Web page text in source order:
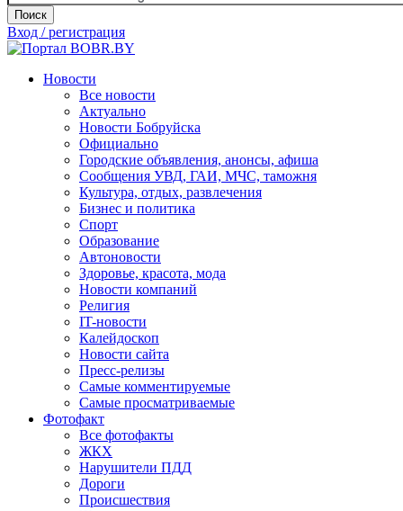
Поиск
Вход / регистрация
Новости
Все новости
Актуально
Новости Бобруйска
Официально
Городские объявления, анонсы, афиша
Сообщения УВД, ГАИ, МЧС, таможня
Культура, отдых, развлечения
Бизнес и политика
Спорт
Образование
Автоновости
Здоровье, красота, мода
Новости компаний
Религия
IT-новости
Калейдоскоп
Новости сайта
Пресс-релизы
Самые комментируемые
Самые просматриваемые
Фотофакт
Все фотофакты
ЖКХ
Нарушители ПДД
Дороги
Происшествия